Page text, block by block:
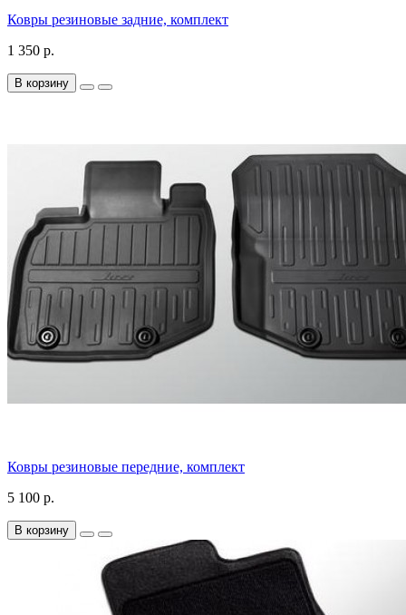
Ковры резиновые задние, комплект
1 350 р.
В корзину
Ковры резиновые передние, комплект
5 100 р.
В корзину